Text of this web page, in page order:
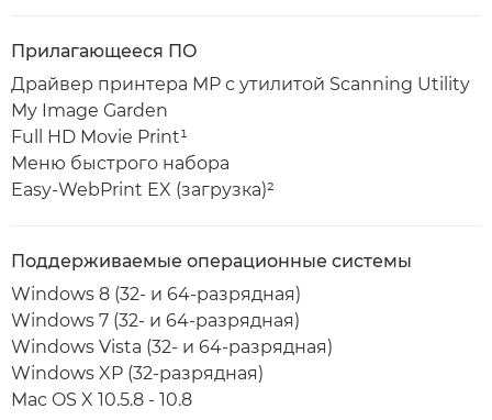
Прилагающееся ПО
Драйвер принтера MP с утилитой Scanning Utility
My Image Garden
Full HD Movie Print¹
Меню быстрого набора
Easy-WebPrint EX (загрузка)²
Поддерживаемые операционные системы
Windows 8 (32- и 64-разрядная)
Windows 7 (32- и 64-разрядная)
Windows Vista (32- и 64-разрядная)
Windows XP (32-разрядная)
Mac OS X 10.5.8 - 10.8